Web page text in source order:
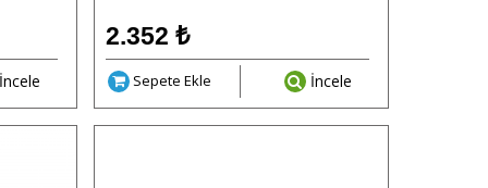
2.352 ₺
Sepete Ekle İncele